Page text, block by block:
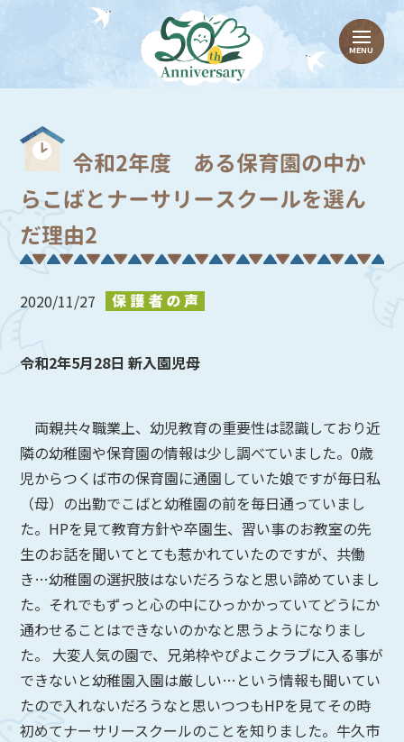
令和2年度 ある保育園の中か
らこばとナーサリースクールを選ん
だ理由2
2020/11/27
令和2年5月28日 新入園児母
両親共々職業上、幼児教育の重要性は認識しており近
隣の幼稚園や保育園の情報は少し調べていました。0歳
児からつくば市の保育園に通園していた娘ですが毎日私
（母）の出勤でこばと幼稚園の前を毎日通っていまし
た。HPを見て教育方針や卒園生、習い事のお教室の先
生のお話を聞いてとても惹かれていたのですが、共働
き…幼稚園の選択肢はないだろうなと思い諦めていまし
た。それでもずっと心の中にひっかかっていてどうにか
通わせることはできないのかなと思うようになりまし
た。 大変人気の園で、兄弟枠やぴよこクラブに入る事が
できないと幼稚園入園は厳しい…という情報も聞いてい
たので入れないだろうなと思いつつもHPを見てその時
初めてナーサリースクールのことを知りました。牛久市